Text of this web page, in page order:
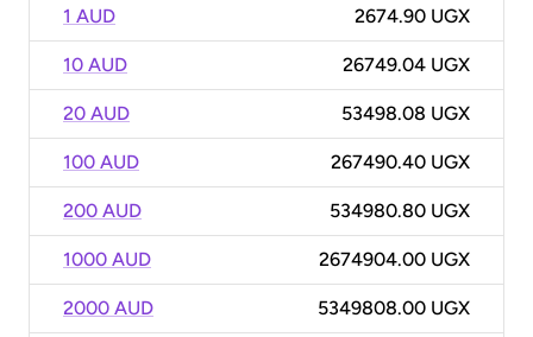
1 AUD 2674.90 UGX
10 AUD 26749.04 UGX
20 AUD 53498.08 UGX
100 AUD 267490.40 UGX
200 AUD 534980.80 UGX
1000 AUD 2674904.00 UGX
2000 AUD 5349808.00 UGX